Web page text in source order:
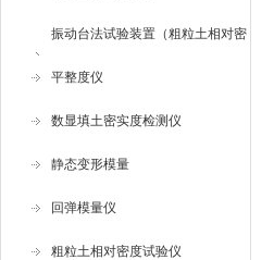
振动台法试验装置（粗粒土相对密
度试验仪 ）
平整度仪
数显填土密实度检测仪
静态变形模量
回弹模量仪
粗粒土相对密度试验仪